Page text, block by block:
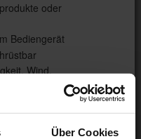
Über Cookies
oder
Bediengerät
Wind,
Zeit,
betriebene